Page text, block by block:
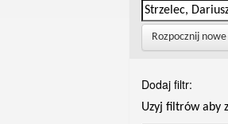
Rozpocznij
Dodaj filtr:
Uzyj filtrów aby